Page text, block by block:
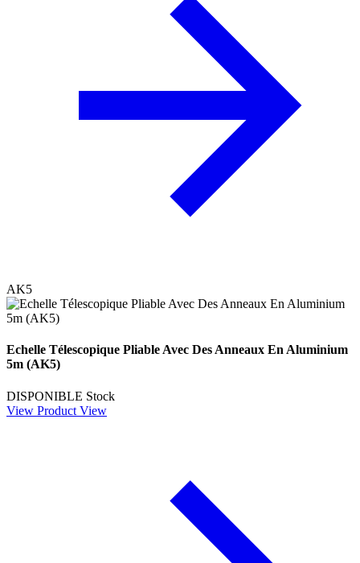
AK5
Echelle Télescopique Pliable Avec Des Anneaux En Aluminium
5m (AK5)
DISPONIBLE Stock
View Product View